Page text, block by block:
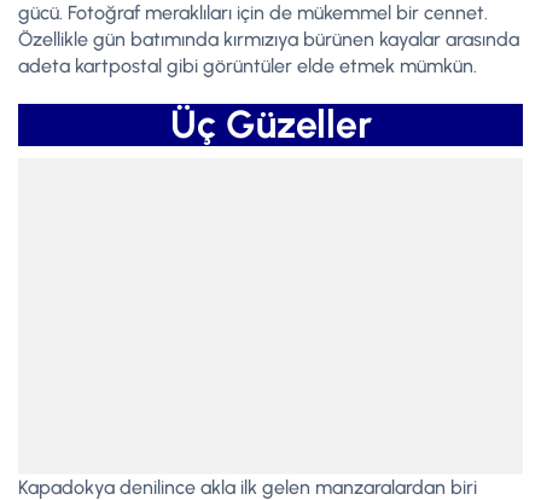
gücü. Fotoğraf meraklıları için de mükemmel bir cennet.
Özellikle gün batımında kırmızıya bürünen kayalar arasında
adeta kartpostal gibi görüntüler elde etmek mümkün.
Üç Güzeller
Kapadokya denilince akla ilk gelen manzaralardan biri